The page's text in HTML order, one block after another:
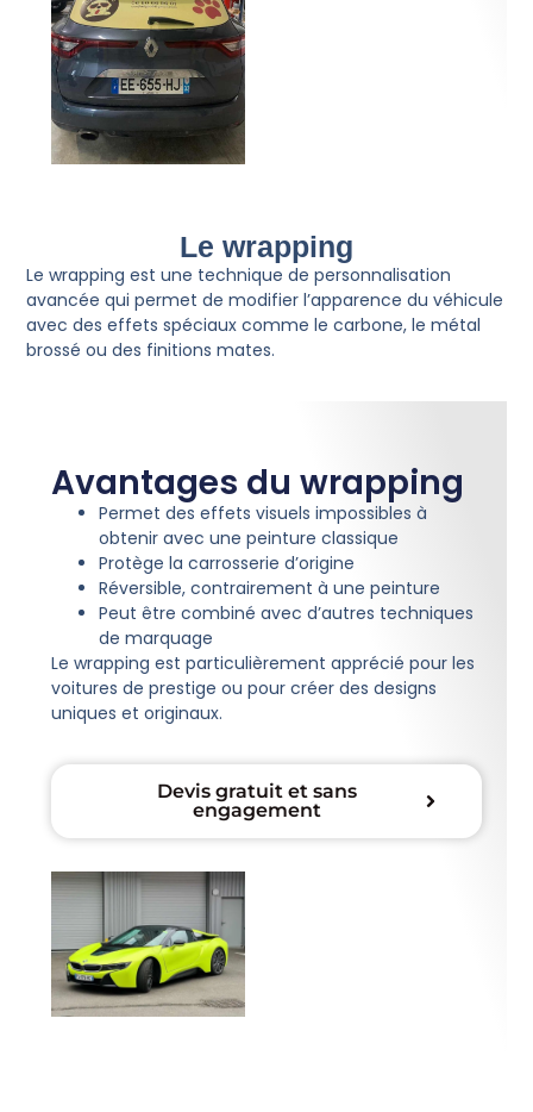
Le wrapping
Le wrapping est une technique de personnalisation
avancée qui permet de modifier l’apparence du véhicule
avec des effets spéciaux comme le carbone, le métal
brossé ou des finitions mates.
Avantages du wrapping
Permet des effets visuels impossibles à
obtenir avec une peinture classique
Protège la carrosserie d’origine
Réversible, contrairement à une peinture
Peut être combiné avec d’autres techniques
de marquage
Le wrapping est particulièrement apprécié pour les
voitures de prestige ou pour créer des designs
uniques et originaux.
Devis gratuit et sans
engagement